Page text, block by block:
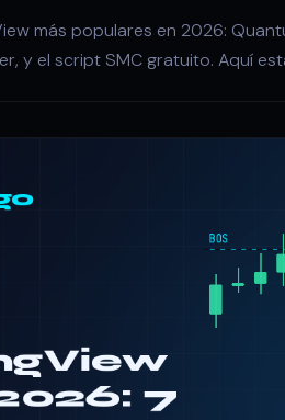
más populares en 2026:
y el script SMC gratuito. Aquí